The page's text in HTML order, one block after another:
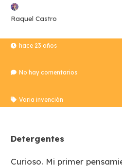
Raquel Castro
hace 23 años
No hay comentarios
Varia invención
Detergentes
Curioso. Mi primer